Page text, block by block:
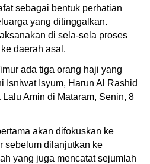
sebagai bentuk perhatian
yang ditinggalkan.
di sela-sela proses
daerah asal.
ada tiga orang haji yang
Isniwat Isyum, Harun Al Rashid
Amin di Mataram, Senin, 8
akan difokuskan ke
sebelum dilanjutkan ke
yang juga mencatat sejumlah